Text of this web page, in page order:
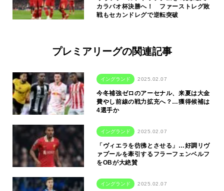
カラバオ杯決勝へ！ ファーストレグ敗
戦もセカンドレグで逆転突破
プレミアリーグの関連記事
イングランド 2025.02.07
今冬補強ゼロのアーセナル、来夏は大金
費やし前線の戦力拡充へ？…獲得候補は
4選手か
イングランド 2025.02.07
「ヴィエラを彷彿とさせる」…好調リヴ
ァプールを牽引するフラーフェンベルフ
をOBが大絶賛
イングランド 2025.02.07